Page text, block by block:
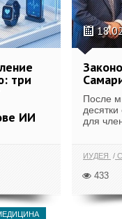
три
ИИ
После
для
ИУДЕЯ
433